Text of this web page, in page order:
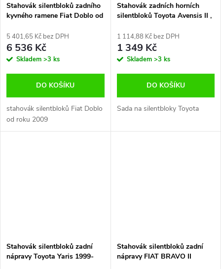
Stahovák silentbloků zadního
kyvného ramene Fiat Doblo od
5 401,65 Kč bez DPH
6 536 Kč
Skladem >3 ks
DO KOŠÍKU
stahovák silentbloků Fiat Doblo
od roku 2009
Stahovák zadních horních
silentbloků Toyota Avensis II ,
1 114,88 Kč bez DPH
1 349 Kč
Skladem >3 ks
DO KOŠÍKU
Sada na silentbloky Toyota
Stahovák silentbloků zadní
nápravy Toyota Yaris 1999-
Stahovák silentbloků zadní
nápravy FIAT BRAVO II